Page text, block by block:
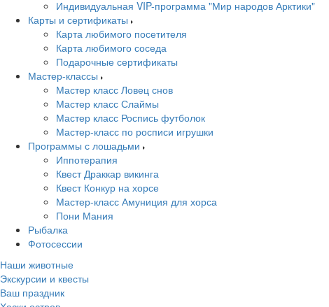
Индивидуальная VIP-программа "Мир народов Арктики"
Карты и сертификаты
Карта любимого посетителя
Карта любимого соседа
Подарочные сертификаты
Мастер-классы
Мастер класс Ловец снов
Мастер класс Слаймы
Мастер класс Роспись футболок
Мастер-класс по росписи игрушки
Программы с лошадьми
Иппотерапия
Квест Драккар викинга
Квест Конкур на хорсе
Мастер-класс Амуниция для хорса
Пони Мания
Рыбалка
Фотосессии
Наши животные
Экскурсии и квесты
Ваш праздник